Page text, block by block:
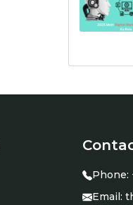
Phone:
Email: